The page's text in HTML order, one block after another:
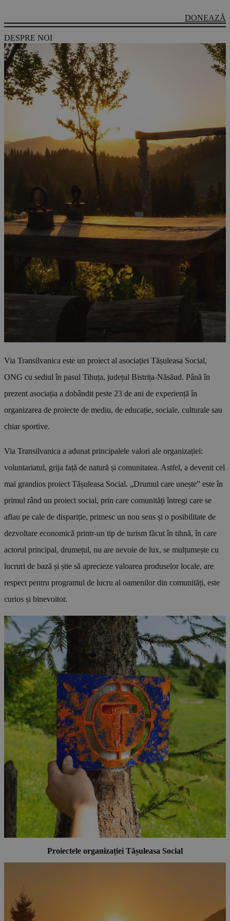
DONEAZĂ
DESPRE NOI
Via Transilvanica este un proiect al asociației Tășuleasa Social,
ONG cu sediul în pasul Tihuța, județul Bistrița-Năsăud. Până în
prezent asociația a dobândit peste 23 de ani de experiență în
organizarea de proiecte de mediu, de educație, sociale, culturale sau
chiar sportive.
Via Transilvanica a adunat principalele valori ale organizației:
voluntariatul, grija față de natură și comunitatea. Astfel, a devenit cel
mai grandios proiect Tășuleasa Social. „Drumul care unește” este în
primul rând un proiect social, prin care comunități întregi care se
aflau pe cale de dispariție, primesc un nou sens și o posibilitate de
dezvoltare economică printr-un tip de turism făcut în tihnă, în care
actorul principal, drumețul, nu are nevoie de lux, se mulțumește cu
lucruri de bază și știe să aprecieze valoarea produselor locale, are
respect pentru programul de lucru al oamenilor din comunități, este
curios și binevoitor.
Proiectele organizației Tășuleasa Social